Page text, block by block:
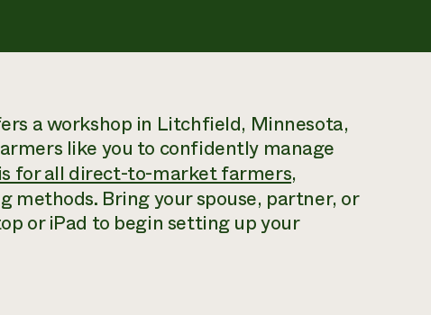
a workshop in Litchfield, Minnesota,
like you to confidently manage
for all direct-to-market farmers,
methods. Bring your spouse, partner, or
or iPad to begin setting up your